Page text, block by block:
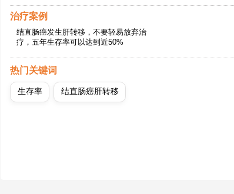
治疗案例
结直肠癌发生肝转移，不要轻易放弃治
疗，五年生存率可以达到近50%
热门关键词
生存率 结直肠癌肝转移